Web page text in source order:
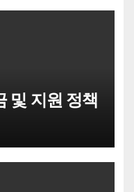
및 지원 정책